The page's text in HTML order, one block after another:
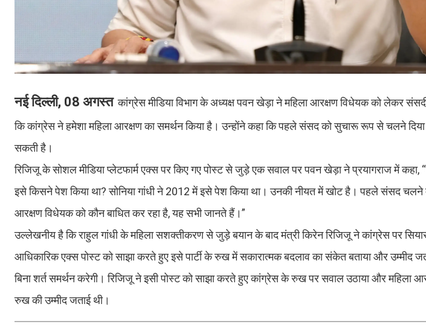
नई दिल्ली, 08 अगस्तकांग्रेस मीडिया विभाग के अध्यक्ष पवन खेड़ा ने महिला आरक्षण विधेयक को लेकर
कि कांग्रेस ने हमेशा महिला आरक्षण का समर्थन किया है। उन्होंने कहा कि पहले संसद को सुचारू रूप से चलने दिया
सकती है।
रिजिजू के सोशल मीडिया प्लेटफार्म एक्स पर किए गए पोस्ट से जुड़े एक सवाल पर पवन खेड़ा ने प्रयागराज में
इसे किसने पेश किया था? सोनिया गांधी ने 2012 में इसे पेश किया था। उनकी नीयत में खोट है। पहले संसद चलने
आरक्षण विधेयक को कौन बाधित कर रहा है, यह सभी जानते हैं।”
उल्लेखनीय है कि राहुल गांधी के महिला सशक्तीकरण से जुड़े बयान के बाद मंत्री किरेन रिजिजू ने कांग्रेस पर
आधिकारिक एक्स पोस्ट को साझा करते हुए इसे पार्टी के रुख में सकारात्मक बदलाव का संकेत बताया और उम्मीद
बिना शर्त समर्थन करेगी। रिजिजू ने इसी पोस्ट को साझा करते हुए कांग्रेस के रुख पर सवाल उठाया और महिला
रुख की उम्मीद जताई थी।